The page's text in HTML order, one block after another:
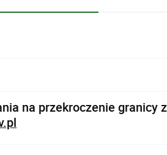
na przekroczenie granicy